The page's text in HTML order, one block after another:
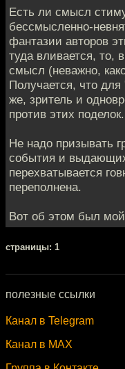
Есть ли смысл
бессмысленно-
фантазии авторов
туда вливается, то,
смысл (неважно,
Получается, что
же, зритель и
против этих поделок.
Не надо призывать
события и
перехватывается
переполнена.
Вот об этом был мой
cтраницы: 1
полезные ссылки
Канал в Telegram
Канал в MAX